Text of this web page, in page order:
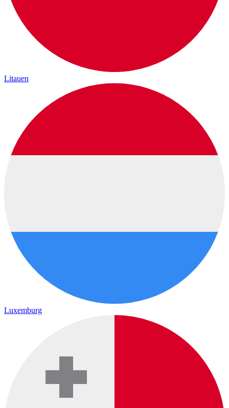
Litauen
Luxemburg